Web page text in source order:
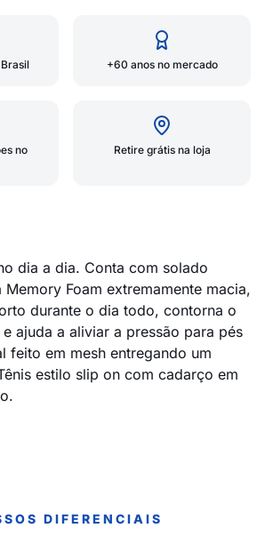
+60 anos no mercado
no
Retire grátis na loja
dia a dia. Conta com solado
Foam extremamente macia,
durante o dia todo, contorna o
ajuda a aliviar a pressão para pés
feito em mesh entregando um
estilo slip on com cadarço em
DIFERENCIAIS